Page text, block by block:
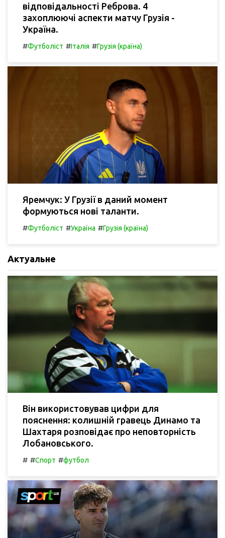
відповідальності Реброва. 4
захоплюючі аспекти матчу Грузія -
Україна.
#Футболіст #Італія #Грузія (країна)
Яремчук: У Грузії в даний момент
формуються нові таланти.
#Футболіст #Україна #Грузія (країна)
Актуальне
Він використовував цифри для
пояснення: колишній гравець Динамо та
Шахтаря розповідає про неповторність
Лобановського.
# #Спорт #футбол